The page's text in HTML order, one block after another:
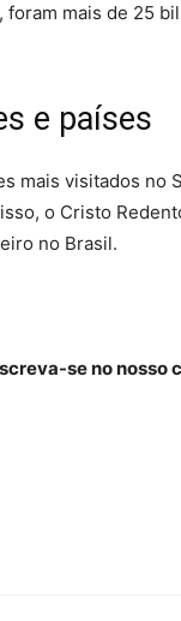
mais de 25
e países
mais visitados no
o Cristo
no Brasil.
se no nosso